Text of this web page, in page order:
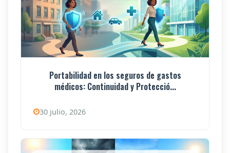
Portabilidad en los seguros de gastos
médicos: Continuidad y Protecció...
30 julio, 2026